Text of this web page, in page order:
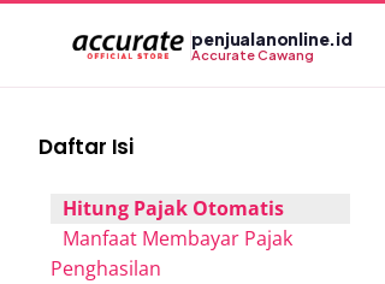
penjualanonline.id
Accurate Cawang
Daftar Isi
Hitung Pajak Otomatis
Manfaat Membayar Pajak
Penghasilan